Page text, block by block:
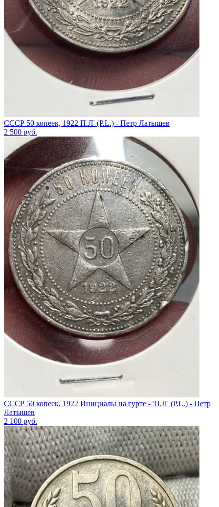
СССР 50 копеек, 1922 П.Л' (P.L.) - Петр Латышев
2 500 руб.
СССР 50 копеек, 1922 Инициалы на гурте - 'П.Л' (P.L.) - Петр
Латышев
2 100 руб.